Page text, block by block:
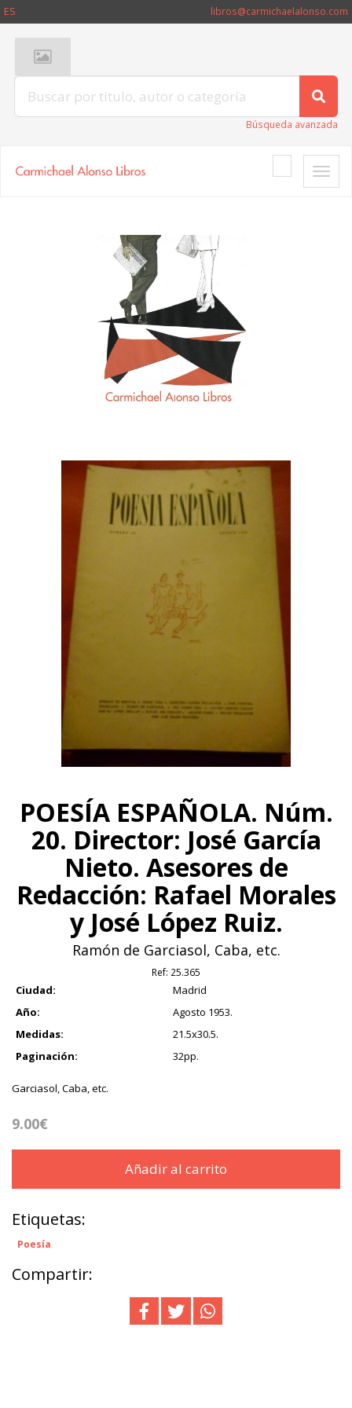
ES libros@carmichaelalonso.com
Búsqueda avanzada
Toggle
POESÍA ESPAÑOLA. Núm.
20. Director: José García
Nieto. Asesores de
Redacción: Rafael Morales
y José López Ruiz.
Ramón de Garciasol, Caba, etc.
Ref: 25.365
Ciudad:
Madrid
Año:
Agosto 1953.
Medidas:
21.5x30.5.
Paginación:
32pp.
Garciasol, Caba, etc.
9.00€
Añadir al carrito
Etiquetas:
Poesía
Compartir: